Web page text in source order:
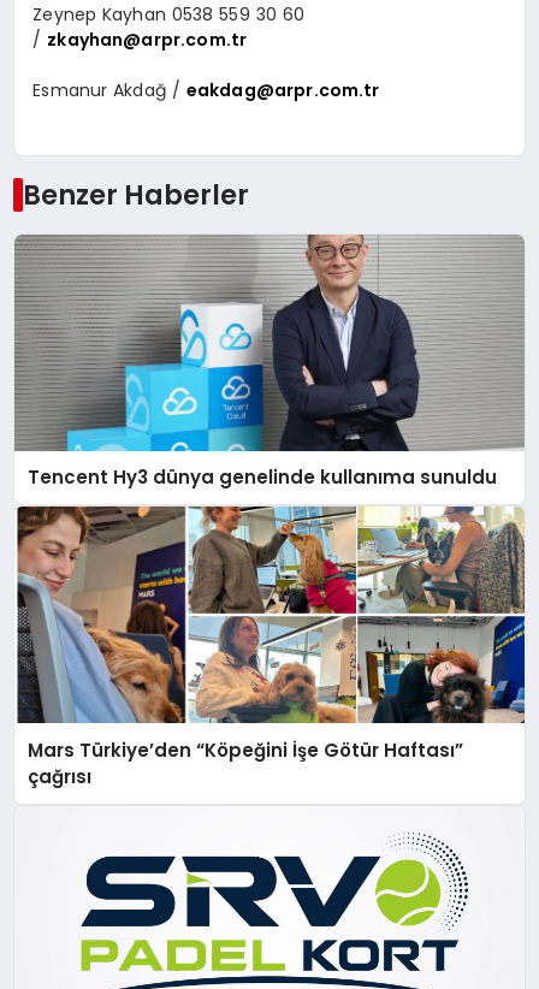
Zeynep Kayhan 0538 559 30 60
/ zkayhan@arpr.com.tr
Esmanur Akdağ / eakdag@arpr.com.tr
Benzer Haberler
Tencent Hy3 dünya genelinde kullanıma sunuldu
Mars Türkiye’den “Köpeğini İşe Götür Haftası”
çağrısı